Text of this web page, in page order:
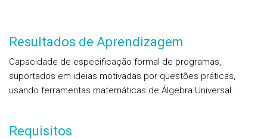
Resultados de Aprendizagem
Capacidade de especificação formal de programas,
suportados em ideias motivadas por questões práticas,
usando ferramentas matemáticas de Álgebra Universal.
Requisitos